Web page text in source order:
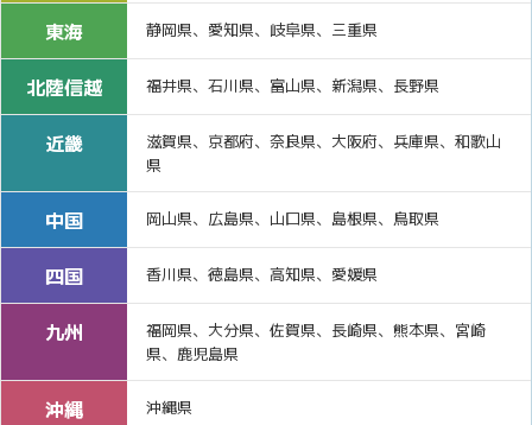
東海 静岡県、愛知県、岐阜県、三重県
北陸信越 福井県、石川県、富山県、新潟県、長野県
近畿
滋賀県、京都府、奈良県、大阪府、兵庫県、和歌山
県
中国 岡山県、広島県、山口県、島根県、鳥取県
四国 香川県、徳島県、高知県、愛媛県
九州
福岡県、大分県、佐賀県、長崎県、熊本県、宮崎
県、鹿児島県
沖縄 沖縄県